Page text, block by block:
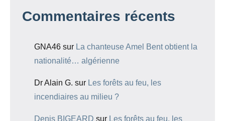
Commentaires récents
GNA46 sur La chanteuse Amel Bent obtient la
nationalité… algérienne
Dr Alain G. sur Les forêts au feu, les
incendiaires au milieu ?
Denis BIGEARD sur Les forêts au feu, les